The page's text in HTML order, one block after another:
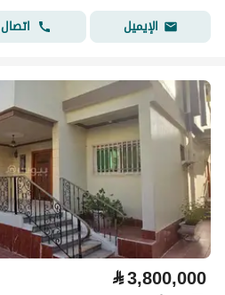
الإيميل
اتصال
⃁3,800,000